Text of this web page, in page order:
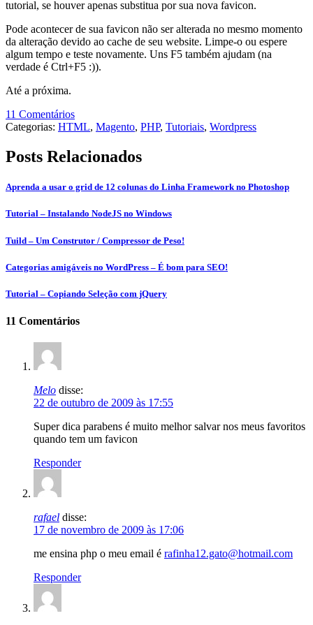
tutorial, se houver apenas substitua por sua nova favicon.
Pode acontecer de sua favicon não ser alterada no mesmo momento
da alteração devido ao cache de seu website. Limpe-o ou espere
algum tempo e teste novamente. Uns F5 também ajudam (na
verdade é Ctrl+F5 :)).
Até a próxima.
11 Comentários
Categorias: HTML, Magento, PHP, Tutoriais, Wordpress
Posts Relacionados
Aprenda a usar o grid de 12 colunas do Linha Framework no Photoshop
Tutorial – Instalando NodeJS no Windows
Tuild – Um Construtor / Compressor de Peso!
Categorias amigáveis no WordPress – É bom para SEO!
Tutorial – Copiando Seleção com jQuery
11 Comentários
Melo disse:
22 de outubro de 2009 às 17:55
Super dica parabens é muito melhor salvar nos meus favoritos
quando tem um favicon
Responder
rafael disse:
17 de novembro de 2009 às 17:06
me ensina php o meu email é rafinha12.gato@hotmail.com
Responder